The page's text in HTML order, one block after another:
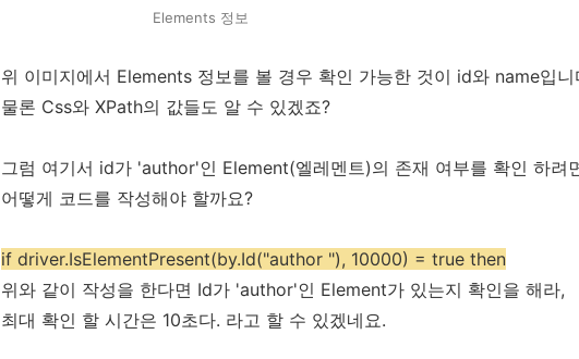
Elements 정보
위 이미지에서 Elements 정보를 볼 경우 확인 가능한 것이 id와 name입니
물론 Css와 XPath의 값들도 알 수 있겠죠?
그럼 여기서 id가 'author'인 Element(엘레멘트)의 존재 여부를 확인 하려
어떻게 코드를 작성해야 할까요?
if driver.IsElementPresent(by.Id("author "), 10000) = true then
위와 같이 작성을 한다면 Id가 'author'인 Element가 있는지 확인을 해라,
최대 확인 할 시간은 10초다. 라고 할 수 있겠네요.